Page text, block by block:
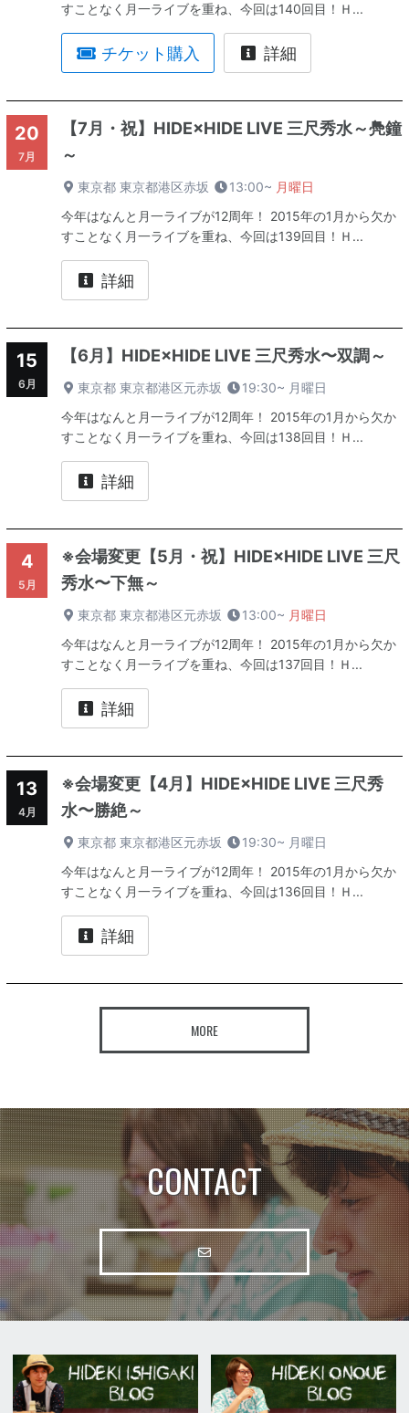
すことなく月一ライブを重ね、今回は140回目！Ｈ...
チケット購入 詳細
20
7月
【7月・祝】HIDE×HIDE LIVE 三尺秀水～鳧鐘
～
東京都 東京都港区赤坂 13:00~ 月曜日
今年はなんと月一ライブが12周年！ 2015年の1月から欠か
すことなく月一ライブを重ね、今回は139回目！Ｈ...
詳細
15
6月
【6月】HIDE×HIDE LIVE 三尺秀水〜双調～
東京都 東京都港区元赤坂 19:30~ 月曜日
今年はなんと月一ライブが12周年！ 2015年の1月から欠か
すことなく月一ライブを重ね、今回は138回目！Ｈ...
詳細
4
5月
※会場変更【5月・祝】HIDE×HIDE LIVE 三尺
秀水〜下無～
東京都 東京都港区元赤坂 13:00~ 月曜日
今年はなんと月一ライブが12周年！ 2015年の1月から欠か
すことなく月一ライブを重ね、今回は137回目！Ｈ...
詳細
13
4月
※会場変更【4月】HIDE×HIDE LIVE 三尺秀
水〜勝絶～
東京都 東京都港区元赤坂 19:30~ 月曜日
今年はなんと月一ライブが12周年！ 2015年の1月から欠か
すことなく月一ライブを重ね、今回は136回目！Ｈ...
詳細
MORE
CONTACT